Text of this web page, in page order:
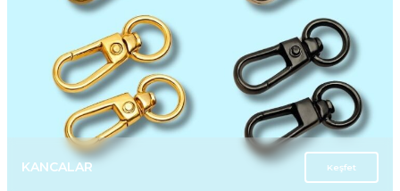
KANCALAR Keşfet